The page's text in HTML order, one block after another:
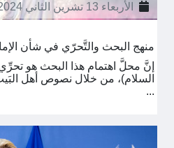
الأربعاء 13 تشرين الثاني 2024
منهج البحث والتَّحرّي في شأن
إنَّ محلَّ اهتمام هذا البحث هو تحرِّي
السلام)، من خلال نصوص أهل
...